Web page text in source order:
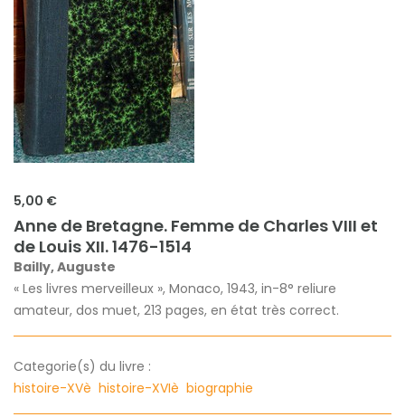
5,00 €
Anne de Bretagne. Femme de Charles VIII et
de Louis XII. 1476-1514
Bailly, Auguste
« Les livres merveilleux », Monaco, 1943, in-8° reliure
amateur, dos muet, 213 pages, en état très correct.
Categorie(s) du livre :
histoire-XVè histoire-XVIè biographie